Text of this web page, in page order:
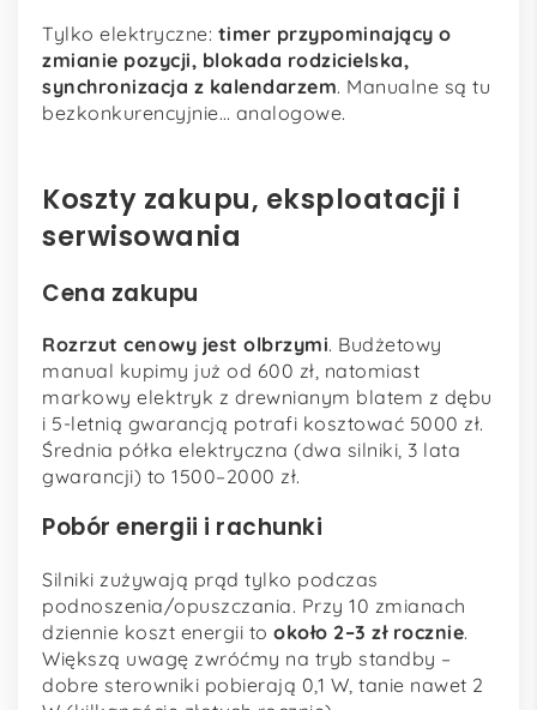
Tylko elektryczne: timer przypominający o
zmianie pozycji, blokada rodzicielska,
synchronizacja z kalendarzem. Manualne są tu
bezkonkurencyjnie… analogowe.
Koszty zakupu, eksploatacji i
serwisowania
Cena zakupu
Rozrzut cenowy jest olbrzymi. Budżetowy
manual kupimy już od 600 zł, natomiast
markowy elektryk z drewnianym blatem z dębu
i 5-letnią gwarancją potrafi kosztować 5000 zł.
Średnia półka elektryczna (dwa silniki, 3 lata
gwarancji) to 1500–2000 zł.
Pobór energii i rachunki
Silniki zużywają prąd tylko podczas
podnoszenia/opuszczania. Przy 10 zmianach
dziennie koszt energii to około 2–3 zł rocznie.
Większą uwagę zwróćmy na tryb standby –
dobre sterowniki pobierają 0,1 W, tanie nawet 2